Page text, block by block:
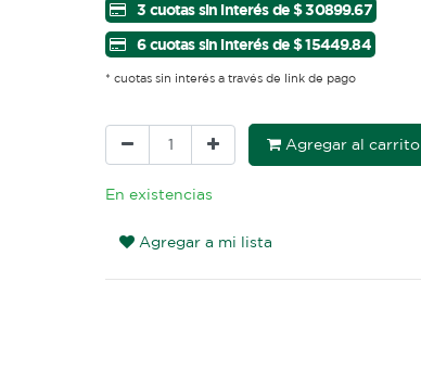
3 cuotas sin interés de $ 30899.67
6 cuotas sin interés de $ 15449.84
* cuotas sin interés a través de link de pago
Agregar al carrito
En existencias
Agregar a mi lista